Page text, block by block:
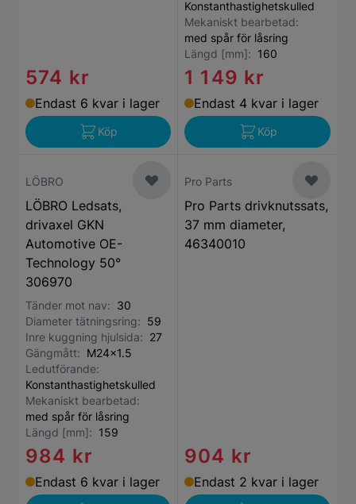
574 kr
Endast 6 kvar i lager
Köp
Konstanthastighetskulled
Mekaniskt bearbetad:
med spår för låsring
Längd [mm]: 160
1 149 kr
Endast 4 kvar i lager
Köp
LÖBRO
LÖBRO Ledsats,
drivaxel GKN
Automotive OE-
Technology 50°
306970
Tänder mot nav: 30
Diameter tätningsring: 59
Inre kuggning hjulsida: 27
Gängmått: M24x1.5
Ledutförande:
Konstanthastighetskulled
Mekaniskt bearbetad:
med spår för låsring
Längd [mm]: 159
984 kr
Endast 6 kvar i lager
Pro Parts
Pro Parts drivknutssats,
37 mm diameter,
46340010
904 kr
Endast 2 kvar i lager